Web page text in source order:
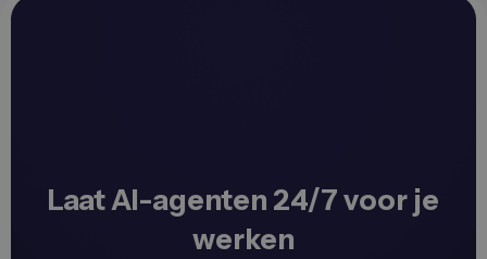
Laat AI-agenten 24/7 voor je
werken